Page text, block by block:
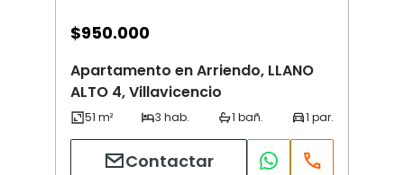
$950.000
Apartamento en Arriendo, LLANO
ALTO 4, Villavicencio
Contactar